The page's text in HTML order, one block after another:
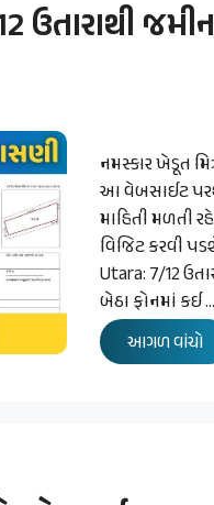
નમસ્કાર ખેડૂત
આ વેબસાઈટ
માહિતી મળતી
વિજિટ કરવી
Utara: 7/12
બેઠા ફોનમાં કઈ …
આગળ વાંચો